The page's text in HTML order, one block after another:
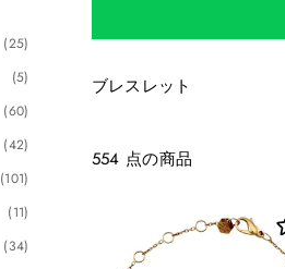
(25)
(5)
(60)
(42)
(101)
(11)
(34)
ブレスレット
554 点の商品